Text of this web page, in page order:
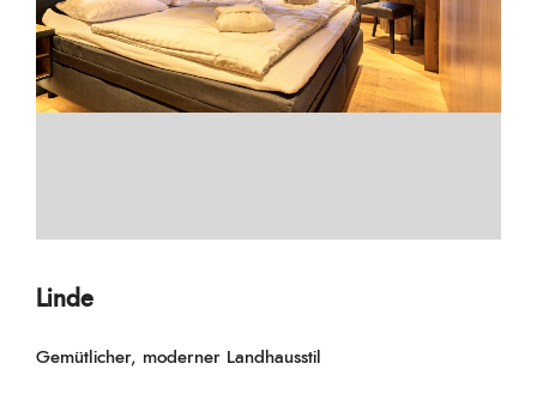
Linde
Gemütlicher, moderner Landhausstil